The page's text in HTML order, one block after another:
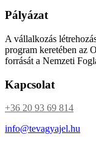
Pályázat
A vállalkozás
program keretében az
forrását a Nemzeti
Kapcsolat
+36 20 93 69 814
info@tevagyajel.hu